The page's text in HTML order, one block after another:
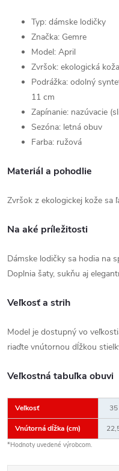
Typ: dámske lodičky
Značka: Gemre
Model: April
Zvršok: ekologická koža
Podrážka: odolný
11 cm
Zapínanie: nazúvacie
Sezóna: letná obuv
Farba: ružová
Materiál a pohodlie
Zvršok z ekologickej kože sa
Na aké príležitosti
Dámske lodičky sa hodia na
Doplnia šaty, sukňu aj
Veľkosť a strih
Model je dostupný vo
riaďte vnútornou dĺžkou
Veľkostná tabuľka obuvi
Veľkosť 35
Vnútorná dĺžka (cm)
*Hodnoty uvedené výrobcom.